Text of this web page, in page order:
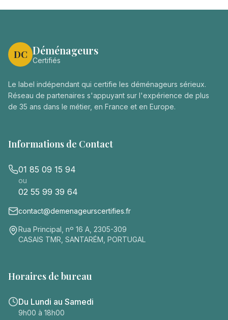
DC Déménageurs
Certifiés
Le label indépendant qui certifie les déménageurs sérieux.
Réseau de partenaires s'appuyant sur l'expérience de plus
de 35 ans dans le métier, en France et en Europe.
Informations de Contact
01 85 09 15 94
ou
02 55 99 39 64
contact@demenageurscertifies.fr
Rua Principal, nº 16 A, 2305-309
CASAIS TMR, SANTARÉM, PORTUGAL
Horaires de bureau
Du Lundi au Samedi
9h00 à 18h00